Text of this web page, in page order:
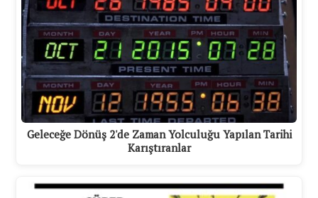
Geleceğe Dönüş 2'de Zaman Yolculuğu Yapılan Tarihi
Karıştıranlar